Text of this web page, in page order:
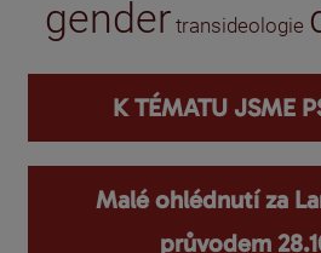
gender transideologie
K TÉMATU JSME
Malé ohlédnutí za
průvodem